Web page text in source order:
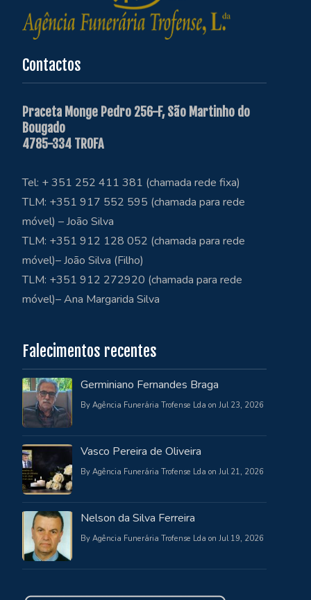
Contactos
Praceta Monge Pedro 256-F, São Martinho do
Bougado
4785-334 TROFA
Tel: + 351 252 411 381 (chamada rede fixa)
TLM: +351 917 552 595 (chamada para rede
móvel) – João Silva
TLM: +351 912 128 052 (chamada para rede
móvel)– João Silva (Filho)
TLM: +351 912 272920 (chamada para rede
móvel)– Ana Margarida Silva
Falecimentos recentes
Germiniano Fernandes Braga
By Agência Funerária Trofense Lda on Jul 23, 2026
Vasco Pereira de Oliveira
By Agência Funerária Trofense Lda on Jul 21, 2026
Nelson da Silva Ferreira
By Agência Funerária Trofense Lda on Jul 19, 2026